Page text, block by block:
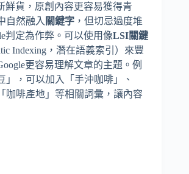
鮮貨，原創內容更容易獲得青
自然融入 關鍵字 ，但切忌過度堆
判定為作弊。可以使用像LSI關鍵
Indexing，潛在語義索引）來豐
更容易理解文章的主題。例
」，可以加入「手沖咖啡」、
咖啡產地」等相關詞彙，讓內容